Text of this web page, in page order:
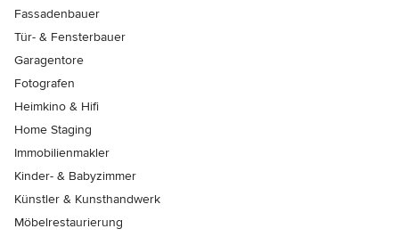
Fassadenbauer
Tür- & Fensterbauer
Garagentore
Fotografen
Heimkino & Hifi
Home Staging
Immobilienmakler
Kinder- & Babyzimmer
Künstler & Kunsthandwerk
Möbelrestaurierung